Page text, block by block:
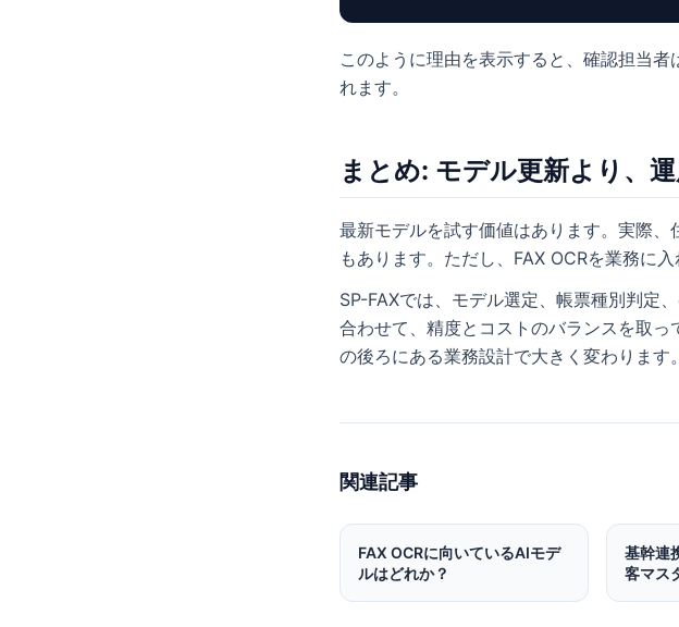
このように理由を表示すると、確認担当
れます。
まとめ: モデル更新より、
最新モデルを試す価値はあります。実際
もあります。ただし、FAX OCRを業務に
SP-FAXでは、モデル選定、帳票種別判定
合わせて、精度とコストのバランスを取
の後ろにある業務設計で大きく変わります。
関連記事
FAX OCRに向いているAIモデ
ルはどれか？
基幹連
客マス